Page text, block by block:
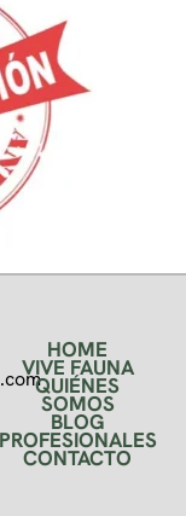
HOME
VIVE FAUNA
QUIÉNES
SOMOS
BLOG
PROFESIONALES
CONTACTO